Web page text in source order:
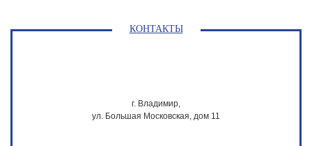
КОНТАКТЫ
г. Владимир,
ул. Большая Московская, дом 11